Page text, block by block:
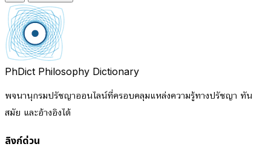
PhDict Philosophy Dictionary
พจนานุกรมปรัชญาออนไลน์ที่ครอบคลุมแหล่งความรู้ทางปรัชญา ทัน
สมัย และอ้างอิงได้
ลิงก์ด่วน